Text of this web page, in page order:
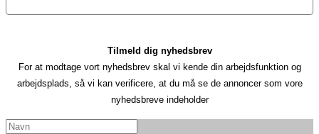
Tilmeld dig nyhedsbrev
For at modtage vort nyhedsbrev skal vi kende din arbejdsfunktion og
arbejdsplads, så vi kan verificere, at du må se de annoncer som vore
nyhedsbreve indeholder